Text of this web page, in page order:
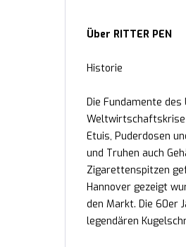
Über RITTER PEN
Historie
Die Fundamente
Weltwirtschaftskrise
Etuis, Puderdosen
und Truhen auch
Zigarettenspitzen
Hannover gezeigt
den Markt. Die 60er
legendären